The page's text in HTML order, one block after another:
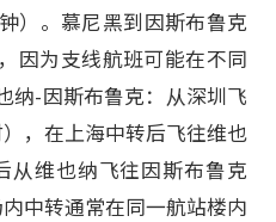
）。慕尼黑到因斯布鲁克
因为支线航班可能在不同
纳-因斯布鲁克：从深圳飞
，在上海中转后飞往维也
从维也纳飞往因斯布鲁克
中转通常在同一航站楼内